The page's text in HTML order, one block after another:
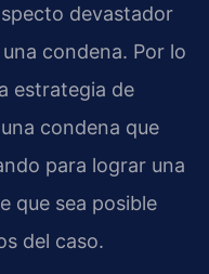
devastador
condena. Por lo
estrategia de
condena que
para lograr una
que sea posible
del caso.